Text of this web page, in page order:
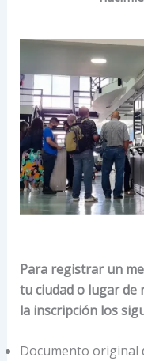
Para registrar un
tu ciudad o lugar de
la inscripción los
Documento original